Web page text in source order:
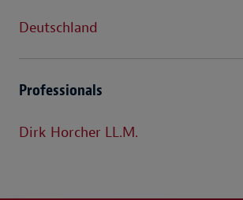
Deutschland
Professionals
Dirk Horcher LL.M.